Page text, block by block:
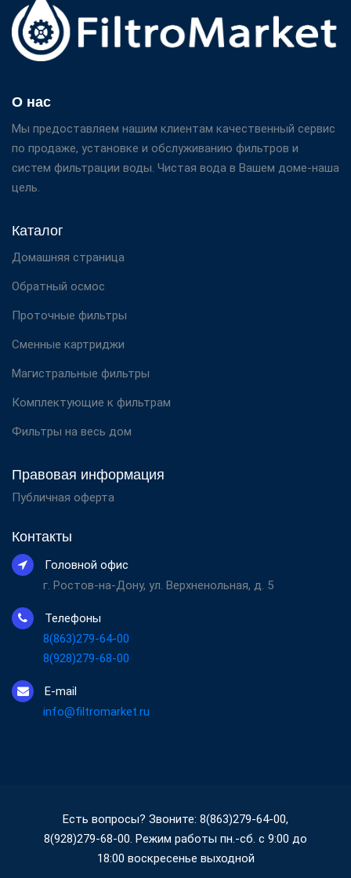
О нас
Мы предоставляем нашим клиентам качественный сервис
по продаже, установке и обслуживанию фильтров и
систем фильтрации воды. Чистая вода в Вашем доме-наша
цель.
Каталог
Домашняя страница
Обратный осмос
Проточные фильтры
Сменные картриджи
Магистральные фильтры
Комплектующие к фильтрам
Фильтры на весь дом
Правовая информация
Публичная оферта
Контакты
Головной офис
г. Ростов-на-Дону, ул. Верхненольная, д. 5
Телефоны
8(863)279-64-00
8(928)279-68-00
E-mail
info@filtromarket.ru
Есть вопросы? Звоните: 8(863)279-64-00,
8(928)279-68-00. Режим работы пн.-сб. с 9:00 до
18:00 воскресенье выходной